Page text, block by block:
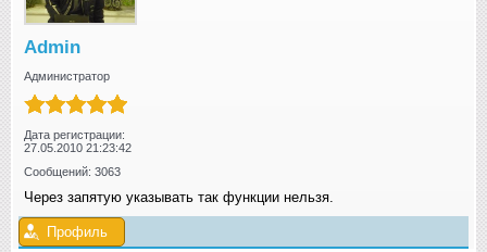
Admin
Администратор
Дата регистрации:
27.05.2010 21:23:42
Сообщений: 3063
Через запятую указывать так функции нельзя.
Профиль